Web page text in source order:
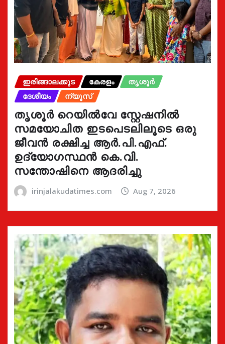
ഇരിങ്ങാലക്കുട കേരളം
തൃശൂർ
ദേശീയം
ന്യൂസ്
തൃശൂർ റെയിൽവേ സ്റ്റേഷനിൽ
സമയോചിത ഇടപെടലിലൂടെ ഒരു
ജീവൻ രക്ഷിച്ച ആർ.പി.എഫ്.
ഉദ്യോഗസ്ഥൻ കെ.വി.
സന്തോഷിനെ ആദരിച്ചു
irinjalakudatimes.com Aug 7, 2026